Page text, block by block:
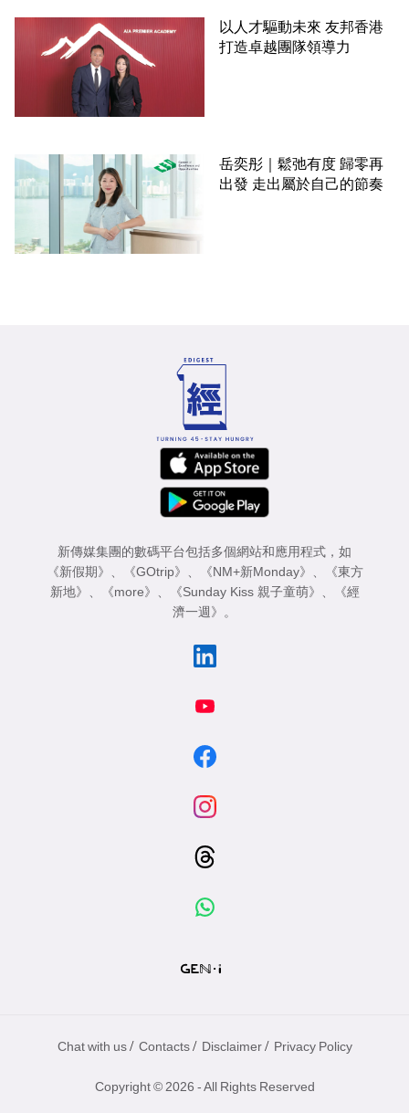
以人才驅動未來 友邦香港
打造卓越團隊領導力
岳奕彤｜鬆弛有度 歸零再
出發 走出屬於自己的節奏
新傳媒集團的數碼平台包括多個網站和應用程式，如
《新假期》 、 《GOtrip》 、 《NM+新Monday》 、
《東方
新地》 、 《more》 、 《Sunday Kiss 親子童萌》 、
《經
濟一週》 。
Chat with us / Contacts / Disclaimer / Privacy Policy
Copyright © 2026 - All Rights Reserved